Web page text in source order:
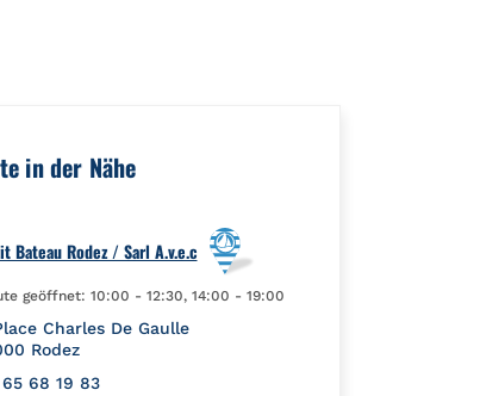
in der Nähe
Bateau Rodez / Sarl A.v.e.c
geöffnet: 10:00 - 12:30, 14:00 - 19:00
Charles De Gaulle
Rodez
68 19 83